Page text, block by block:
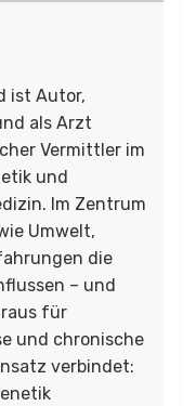
ist Autor,
als Arzt
Vermittler im
und
Im Zentrum
Umwelt,
die
– und
für
und chronische
verbindet: